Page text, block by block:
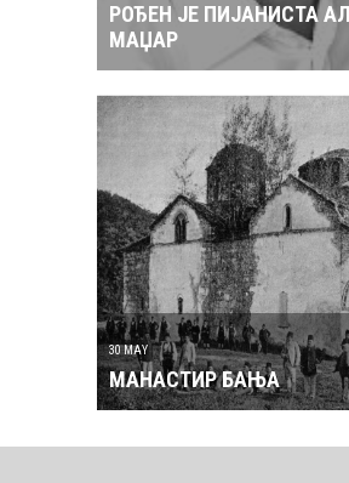
РОЂЕН ЈЕ ПИЈАНИСТА
МАЏАР
30 MAY
МАНАСТИР БАЊА